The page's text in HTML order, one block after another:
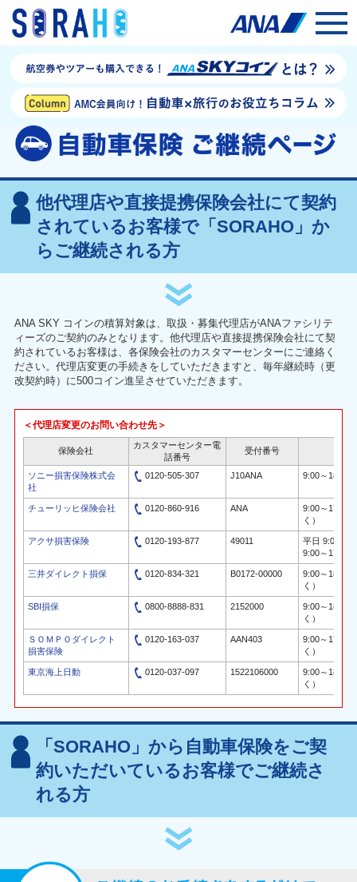
他代理店や直接提携保険会社にて契約
されているお客様で「SORAHO」か
らご継続される方
ANA SKY コインの積算対象は、取扱・募集代理店がANAファシリテ
ィーズのご契約のみとなります。他代理店や直接提携保険会社にて契
約されているお客様は、各保険会社のカスタマーセンターにご連絡く
ださい。代理店変更の手続きをしていただきますと、毎年継続時（更
改契約時）に500コイン進呈させていただきます。
＜代理店変更のお問い合わせ先＞
保険会社
カスタマーセンター電
話番号
受付番号
ソニー損害保険株式会
社
0120-505-307 J10ANA 9:00～18:00
チューリッヒ保険会社 0120-860-916 ANA
9:00～17:00
く）
アクサ損害保険 0120-193-877 49011
平日 9:00～
9:00～17:00
三井ダイレクト損保 0120-834-321 B0172-00000
9:00～18:00
く）
SBI損保 0800-8888-831 2152000
9:00～18:00
く）
ＳＯＭＰＯダイレクト
損害保険
0120-163-037 AAN403
9:00～17:30
く）
東京海上日動 0120-037-097 1522106000
9:00～18:00
く）
「SORAHO」から自動車保険をご契
約いただいているお客様でご継続さ
れる方